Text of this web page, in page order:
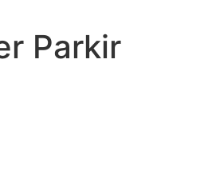
Parkir